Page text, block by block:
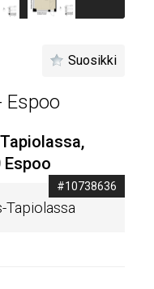
Suosikki
Espoo
Espoo
#10738636
Tapiolassa